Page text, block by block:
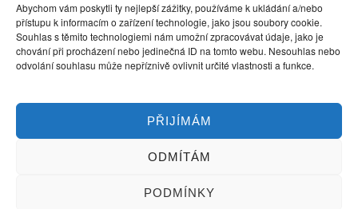
Abychom vám poskytli ty nejlepší zážitky, používáme k ukládání a/nebo
přístupu k informacím o zařízení technologie, jako jsou soubory cookie.
Souhlas s těmito technologiemi nám umožní zpracovávat údaje, jako je
chování při procházení nebo jedinečná ID na tomto webu. Nesouhlas nebo
odvolání souhlasu může nepříznivě ovlivnit určité vlastnosti a funkce.
PŘIJÍMÁM
ODMÍTÁM
PODMÍNKY
Kniha Domácí mlékař Nápověda